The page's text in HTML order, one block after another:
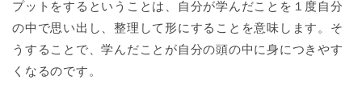
プットをするということは、自分が学んだことを１度自分
の中で思い出し、整理して形にすることを意味します。そ
うすることで、学んだことが自分の頭の中に身につきやす
くなるのです。